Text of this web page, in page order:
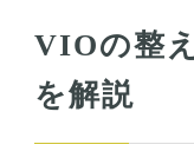
VIOの整
を解説